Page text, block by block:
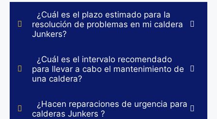
¿Cuál es el plazo estimado para la
resolución de problemas en mi caldera
Junkers?
¿Cuál es el intervalo recomendado
para llevar a cabo el mantenimiento de
una caldera?
¿Hacen reparaciones de urgencia para
calderas Junkers ?